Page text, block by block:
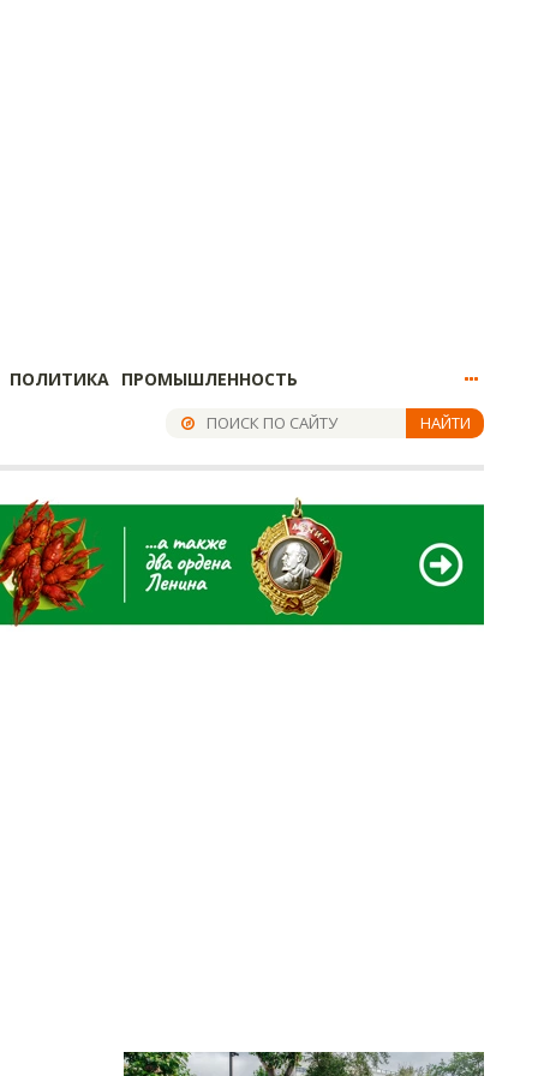
ПОЛИТИКА ПРОМЫШЛЕННОСТЬ
НАЙТИ